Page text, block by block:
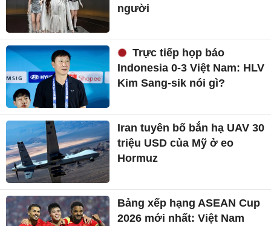
người
Trực tiếp họp báo
Indonesia 0-3 Việt Nam: HLV
Kim Sang-sik nói gì?
Iran tuyên bố bắn hạ UAV 30
triệu USD của Mỹ ở eo
Hormuz
Bảng xếp hạng ASEAN Cup
2026 mới nhất: Việt Nam